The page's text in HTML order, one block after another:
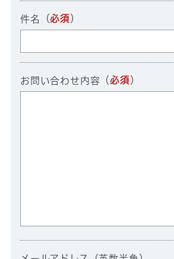
件名 （必須 ）
お問い合わせ内容 （必須 ）